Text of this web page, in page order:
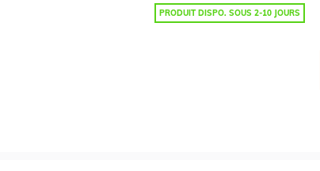
PRODUIT DISPO. SOUS 2-10 JOURS